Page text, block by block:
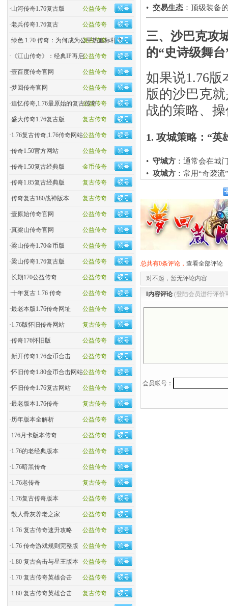
公益传奇
·山河传奇1.76复古版
公益传奇
·老兵传奇1.76复古
复古传奇
·绿色 1.70 传奇：为何成为公平热血标杆？
公益传奇
· 《江山传奇》：经典IP再启
公益传奇
·壹百度传奇官网
公益传奇
·梦回传奇官网
公益传奇
·追忆传奇,1.76最原始的复古传奇
复古传奇
·盛大传奇1.76复古版
公益传奇
·1.76复古传奇,1.76传奇网站
公益传奇
·传奇1.50官方网站
金币传奇
·传奇1.50复古经典版
复古传奇
·传奇1.85复古经典版
复古传奇
·传奇复古180战神版本
公益传奇
·壹原始传奇官网
公益传奇
·真梁山传奇官网
公益传奇
·梁山传奇1.70金币版
公益传奇
·梁山传奇1.76复古版
公益传奇
·长期170公益传奇
公益传奇
·十年复古 1.76 传奇
公益传奇
·最老本版1.76传奇网址
复古传奇
·1.76版怀旧传奇网站
公益传奇
·传奇176怀旧版
公益传奇
·新开传奇1.76金币合击
公益传奇
·怀旧传奇1.80金币合击网站
公益传奇
·怀旧传奇1.76复古网站
复古传奇
·最老版本1.76传奇
公益传奇
·历年版本全解析
公益传奇
·176月卡版本传奇
公益传奇
·1.76的老经典版本
公益传奇
·1.76暗黑传奇
复古传奇
·1.76老传奇
公益传奇
·1.76复古传奇版本
公益传奇
·散人骨灰养老之家
公益传奇
·1.76 复古传奇速升攻略
公益传奇
·1.76 传奇游戏规则完整版
公益传奇
·1.80 复古合击与星王版本
公益传奇
·1.70 复古传奇英雄合击
复古传奇
·1.80 复古传奇英雄合击
• 交易生态 ：顶级装备
三、沙巴克攻
的“史诗级舞台
如果说1.76版
版的沙巴克
战的策略、
1. 攻城策略：“英
• 守城方 ：通常会在城
• 攻城方 ：常用“奇袭
总共有0条评论， 查看全部评论
对不起，暂无评论内容
‖内容评论 (登陆会员进行评价
会员帐号：